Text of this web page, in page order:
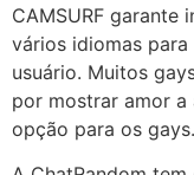
CAMSURF garante
vários idiomas
usuário. Muitos
por mostrar amor a
opção para os gays.